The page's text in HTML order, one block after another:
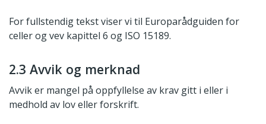
For fullstendig tekst viser vi til Europarådguiden for
celler og vev kapittel 6 og ISO 15189.
2.3 Avvik og merknad
Avvik er mangel på oppfyllelse av krav gitt i eller i
medhold av lov eller forskrift.